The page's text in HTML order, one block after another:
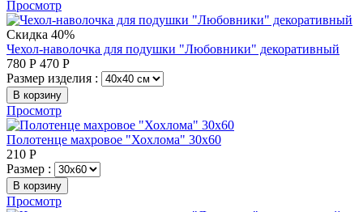
Просмотр
Скидка 40%
Чехол-наволочка для подушки "Любовники" декоративный
780 Р 470 Р
Размер изделия :
В корзину
Просмотр
Полотенце махровое "Хохлома" 30х60
210 Р
Размер :
В корзину
Просмотр